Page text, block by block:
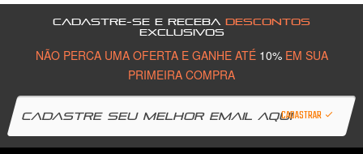
CADASTRE-SE E RECEBA DESCONTOS
EXCLUSIVOS
NÃO PERCA UMA OFERTA E GANHE ATÉ 10%EM SUA
PRIMEIRA COMPRA
CADASTRAR